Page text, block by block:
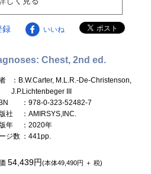
録 いいね
Chest, 2nd ed.
：B.W.Carter, M.L.R.-De-Christenson,
J.P.Lichtenbeger III
：978-0-323-52482-7
社
：AMIRSYS,INC.
年
：2020年
ジ数 ：441pp.
54,439円(本体49,490円 ＋ 税)